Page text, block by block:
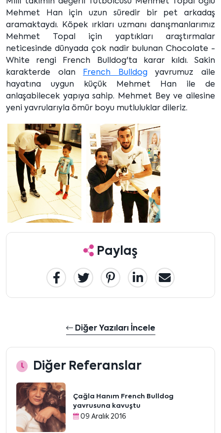
Mehmet Han için uzun süredir bir pet arkadaş
aramaktaydı. Köpek ırkları uzmanı danışmanlarımız
Mehmet Topal için yaptıkları araştırmalar
neticesinde dünyada çok nadir bulunan Chocolate -
White rengi French Bulldog'ta karar kıldı. Sakin
karakterde olan
French Bulldogyavrumuz aile
hayatına uygun küçük Mehmet Han ile de
anlaşabilecek yapıya sahip. Mehmet Bey ve ailesine
yeni yavrularıyla ömür boyu mutluluklar dileriz.
Paylaş
Diğer Yazıları İncele
Diğer Referanslar
Çağla Hanım French Bulldog
yavrusuna kavuştu
09 Aralık 2016